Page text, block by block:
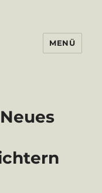
MENÜ